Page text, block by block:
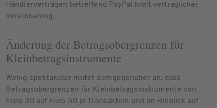
Händlerverträgen betreffend PayPal kraft vertraglicher
Vereinbarung.
Änderung der Betragsobergrenzen für
Kleinbetragsinstrumente
Wenig spektakulär mutet demgegenüber an, dass
Betragsobergrenzen für Kleinbetragsinstrumente von
Euro 30 auf Euro 50 je Transaktion und im Hinblick auf